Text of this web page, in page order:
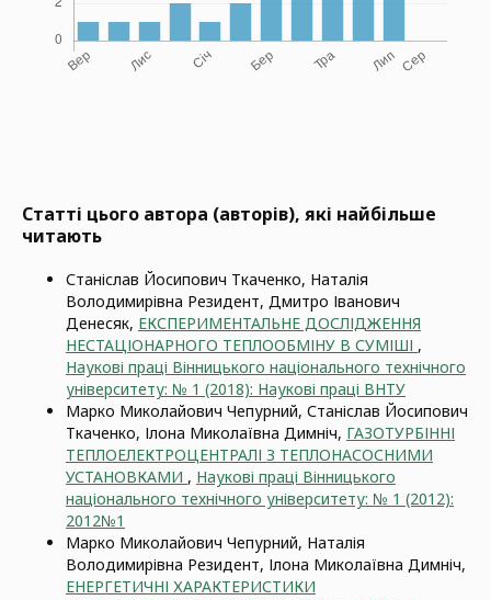
Статті цього автора (авторів), які найбільше
читають
Станіслав Йосипович Ткаченко, Наталія
Володимирівна Резидент, Дмитро Іванович
Денесяк, ЕКСПЕРИМЕНТАЛЬНЕ ДОСЛІДЖЕННЯ
НЕСТАЦІОНАРНОГО ТЕПЛООБМІНУ В СУМІШІ ,
Наукові праці Вінницького національного технічного
університету: № 1 (2018): Наукові праці ВНТУ
Марко Миколайович Чепурний, Станіслав Йосипович
Ткаченко, Ілона Миколаївна Димніч, ГАЗОТУРБІННІ
ТЕПЛОЕЛЕКТРОЦЕНТРАЛІ З ТЕПЛОНАСОСНИМИ
УСТАНОВКАМИ , Наукові праці Вінницького
національного технічного університету: № 1 (2012):
2012№1
Марко Миколайович Чепурний, Наталія
Володимирівна Резидент, Ілона Миколаївна Димніч,
ЕНЕРГЕТИЧНІ ХАРАКТЕРИСТИКИ